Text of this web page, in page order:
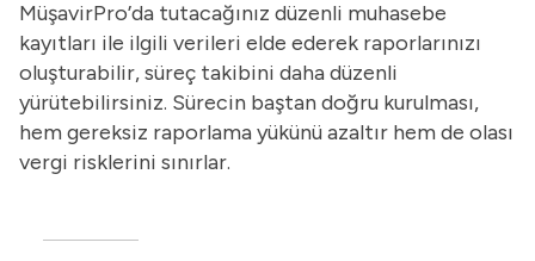
MüşavirPro’da tutacağınız düzenli muhasebe
kayıtları ile ilgili verileri elde ederek raporlarınızı
oluşturabilir, süreç takibini daha düzenli
yürütebilirsiniz. Sürecin baştan doğru kurulması,
hem gereksiz raporlama yükünü azaltır hem de olası
vergi risklerini sınırlar.